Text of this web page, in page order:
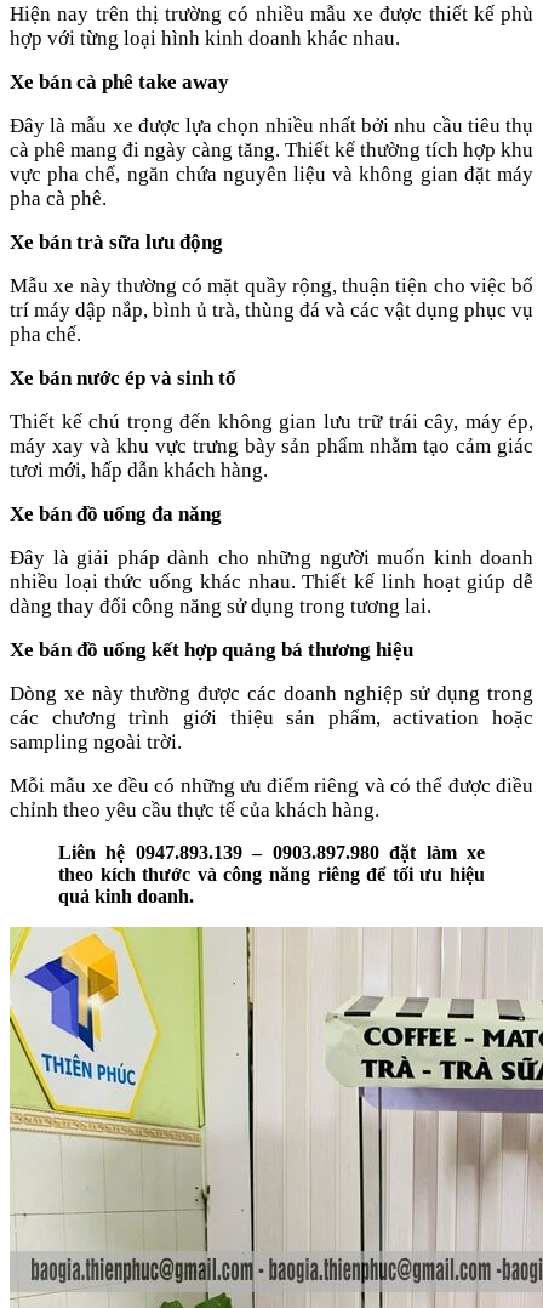
Hiện nay trên thị trường có nhiều mẫu xe được thiết kế phù
hợp với từng loại hình kinh doanh khác nhau.
Xe bán cà phê take away
Đây là mẫu xe được lựa chọn nhiều nhất bởi nhu cầu tiêu thụ
cà phê mang đi ngày càng tăng. Thiết kế thường tích hợp khu
vực pha chế, ngăn chứa nguyên liệu và không gian đặt máy
pha cà phê.
Xe bán trà sữa lưu động
Mẫu xe này thường có mặt quầy rộng, thuận tiện cho việc bố
trí máy dập nắp, bình ủ trà, thùng đá và các vật dụng phục vụ
pha chế.
Xe bán nước ép và sinh tố
Thiết kế chú trọng đến không gian lưu trữ trái cây, máy ép,
máy xay và khu vực trưng bày sản phẩm nhằm tạo cảm giác
tươi mới, hấp dẫn khách hàng.
Xe bán đồ uống đa năng
Đây là giải pháp dành cho những người muốn kinh doanh
nhiều loại thức uống khác nhau. Thiết kế linh hoạt giúp dễ
dàng thay đổi công năng sử dụng trong tương lai.
Xe bán đồ uống kết hợp quảng bá thương hiệu
Dòng xe này thường được các doanh nghiệp sử dụng trong
các chương trình giới thiệu sản phẩm, activation hoặc
sampling ngoài trời.
Mỗi mẫu xe đều có những ưu điểm riêng và có thể được điều
chỉnh theo yêu cầu thực tế của khách hàng.
Liên hệ 0947.893.139 – 0903.897.980 đặt làm xe
theo kích thước và công năng riêng để tối ưu hiệu
quả kinh doanh.